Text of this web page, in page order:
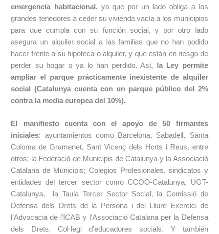
emergencia habitacional, ya que por un lado obliga a los
grandes tenedores a ceder su vivienda vacía a los municipios
para que cumpla con su función social, y por otro lado
asegura un alquiler social a las familias que no han podido
hacer frente a su hipoteca o alquiler, y que están en riesgo de
perder su hogar o ya lo han perdido. Así,
la Ley permite
ampliar el parque prácticamente inexistente de alquiler
social (Catalunya cuenta con un parque público del 2%
contra la media europea del 10%).
El manifiesto cuenta con el apoyo de 50 firmantes
iniciales: ayuntamientos como Barcelona, Sabadell, Santa
Coloma de Gramenet, Sant Vicenç dels Horts i Reus, entre
otros; la Federació de Municipis de Catalunya y la Associació
Catalana de Municipis; Colegios Profesionales, sindicatos y
entidades del tercer sector como CCOO-Catalunya, UGT-
Catalunya, la Taula Tercer Sector Social, la Comissió de
Defensa dels Drets de la Persona i del Lliure Exercici de
l’Advocacia de l’ICAB y l’Associació Catalana per la Defensa
dels Drets, Col·legi d’educadores socials. Y también